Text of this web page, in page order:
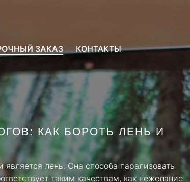
ЗАКАЗ КОНТАКТЫ
КАК БОРОТЬ ЛЕНЬ И
лень. Она способа парализовать
таким качествам, как нежелание